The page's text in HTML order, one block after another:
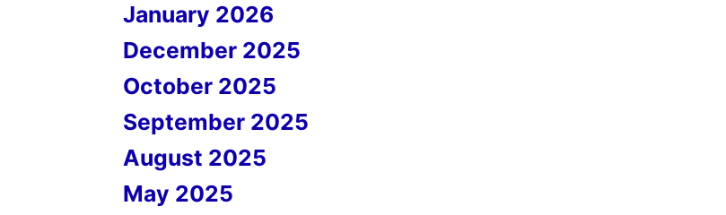
January 2026
December 2025
October 2025
September 2025
August 2025
May 2025